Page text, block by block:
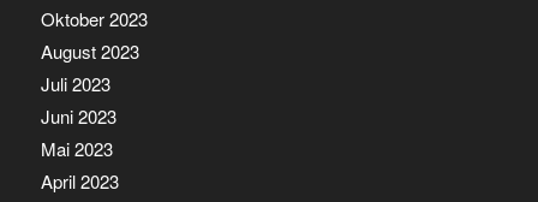
Oktober 2023
August 2023
Juli 2023
Juni 2023
Mai 2023
April 2023